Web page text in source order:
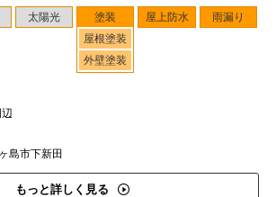
太陽光
塗装
屋根塗装
外壁塗装
屋上防水 雨漏り
島市下新田
もっと詳しく見る